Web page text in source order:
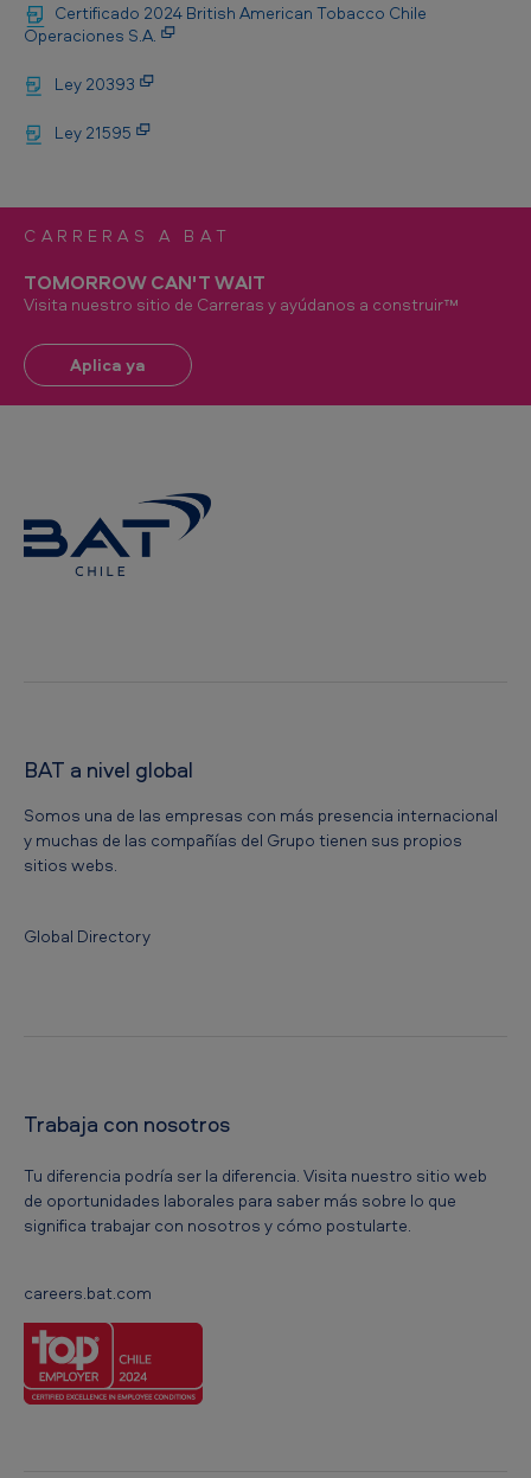
Certificado 2024 British American Tobacco Chile
Operaciones S.A.
Ley 20393
Ley 21595
CARRERAS A BAT
TOMORROW CAN'T WAIT
Visita nuestro sitio de Carreras y ayúdanos a construir™
Aplica ya
BAT a nivel global
Somos una de las empresas con más presencia internacional
y muchas de las compañías del Grupo tienen sus propios
sitios webs.
Global Directory
Trabaja con nosotros
Tu diferencia podría ser la diferencia. Visita nuestro sitio web
de oportunidades laborales para saber más sobre lo que
significa trabajar con nosotros y cómo postularte.
careers.bat.com